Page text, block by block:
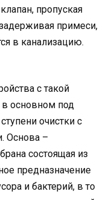
пропуская
примеси,
в канализацию.
с такой
основном под
очистки с
Основа –
состоящая из
предназначение
и бактерий, в то